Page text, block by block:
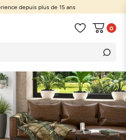
depuis plus de 15 ans
0